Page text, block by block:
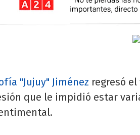
"Jujuy" Jiménez regresó
que le impidió estar